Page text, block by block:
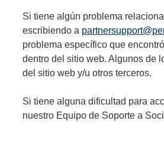
Si tiene algún problema
escribiendo a
problema específico que
dentro del sitio web. Algunos de
del sitio web y/u otros terceros.
Si tiene alguna dificultad para
nuestro Equipo de Soporte a